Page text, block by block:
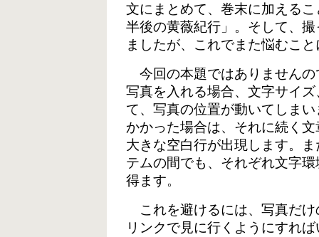
文にまとめて、巻末に加える
半後の黄薇紀行」。そして、
ましたが、これでまた悩むこ
今回の本題ではありません
写真を入れる場合、文字サイ
て、写真の位置が動いてしま
かかった場合は、それに続く
大きな空白行が出現します。
テムの間でも、それぞれ文字
得ます。
これを避けるには、写真だ
リンクで見に行くようにすれ